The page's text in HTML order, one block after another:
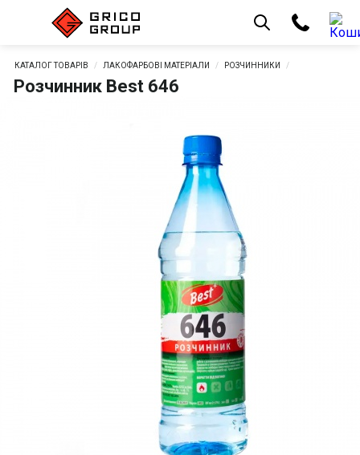
КАТАЛОГ ТОВАРІВ ЛАКОФАРБОВІ МАТЕРІАЛИ РОЗЧИННИКИ
Розчинник Best 646